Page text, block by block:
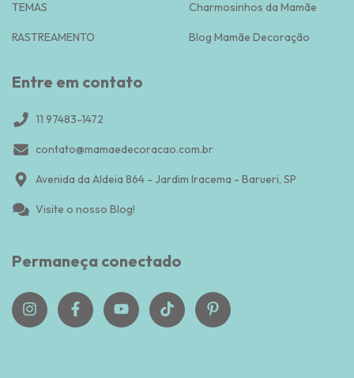
TEMAS
RASTREAMENTO
Charmosinhos da Mamãe
Blog Mamãe Decoração
Entre em contato
11 97483-1472
contato@mamaedecoracao.com.br
Avenida da Aldeia 864 - Jardim Iracema - Barueri, SP
Visite o nosso Blog!
Permaneça conectado